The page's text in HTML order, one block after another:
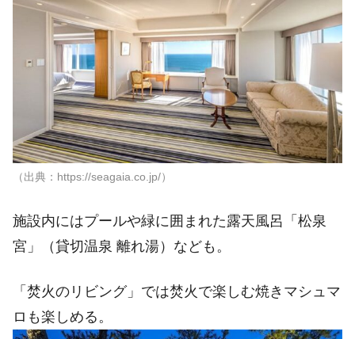
（出典：https://seagaia.co.jp/）
施設内にはプールや緑に囲まれた露天風呂「松泉
宮」（貸切温泉 離れ湯）なども。
「焚火のリビング」では焚火で楽しむ焼きマシュマ
ロも楽しめる。